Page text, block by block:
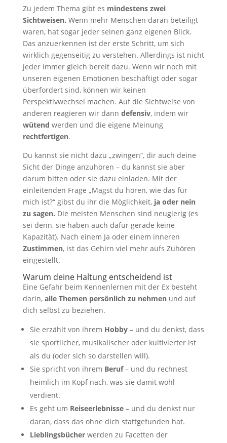
Zu jedem Thema gibt es mindestens zwei
Sichtweisen. Wenn mehr Menschen daran beteiligt
waren, hat sogar jeder seinen ganz eigenen Blick.
Das anzuerkennen ist der erste Schritt, um sich
wirklich gegenseitig zu verstehen. Allerdings ist nicht
jeder immer gleich bereit dazu. Wenn wir noch mit
unseren eigenen Emotionen beschäftigt oder sogar
überfordert sind, können wir keinen
Perspektivwechsel machen. Auf die Sichtweise von
anderen reagieren wir dann defensiv, indem wir
wütend werden und die eigene Meinung
rechtfertigen.
Du kannst sie nicht dazu „zwingen“, dir auch deine
Sicht der Dinge anzuhören – du kannst sie aber
darum bitten oder sie dazu einladen. Mit der
einleitenden Frage „Magst du hören, wie das für
mich ist?“ gibst du ihr die Möglichkeit,ja oder nein
zu sagen. Die meisten Menschen sind neugierig (es
sei denn, sie haben auch dafür gerade keine
Kapazität). Nach einem Ja oder einem inneren
Zustimmen, ist das Gehirn viel mehr aufs Zuhören
eingestellt.
Warum deine Haltung entscheidend ist
Eine Gefahr beim Kennenlernen mit der Ex besteht
darin, alle Themen persönlich zu nehmen und auf
dich selbst zu beziehen.
Sie erzählt von ihrem Hobby – und du denkst, dass
sie sportlicher, musikalischer oder kultivierter ist
als du (oder sich so darstellen will).
Sie spricht von ihrem Beruf– und du rechnest
heimlich im Kopf nach, was sie damit wohl
verdient.
Es geht um Reiseerlebnisse – und du denkst nur
daran, dass das ohne dich stattgefunden hat.
Lieblingsbücher werden zu Facetten der